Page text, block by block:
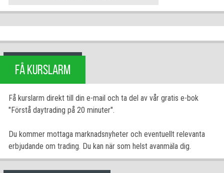
FÅ KURSLARM
Få kurslarm direkt till din e-mail och ta del av vår gratis e-bok
"Förstå daytrading på 20 minuter".
Du kommer mottaga marknadsnyheter och eventuellt relevanta
erbjudande om trading. Du kan när som helst avanmäla dig.